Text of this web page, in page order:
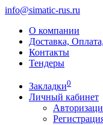
info@simatic-rus.ru
О компании
Доставка,
Контакты
Тендеры
Закладки0
Личный кабинет